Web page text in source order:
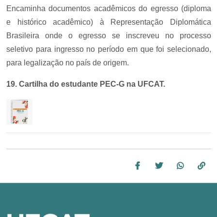
Encaminha documentos acadêmicos do egresso (diploma
e histórico acadêmico) à Representação Diplomática
Brasileira onde o egresso se inscreveu no processo
seletivo para ingresso no período em que foi selecionado,
para legalização no país de origem.
19. Cartilha do estudante PEC-G na UFCAT.